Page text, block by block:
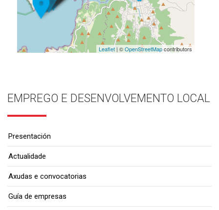
Leaflet| ©OpenStreetMapcontributors
EMPREGO E DESENVOLVEMENTO LOCAL
Presentación
Actualidade
Axudas e convocatorias
Guía de empresas